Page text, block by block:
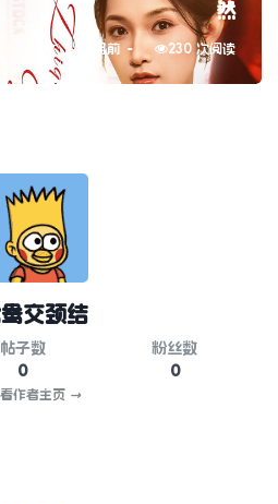
然
6月前 230 次阅读
交颈结
帖子数
0
粉丝数
0
作者主页 →